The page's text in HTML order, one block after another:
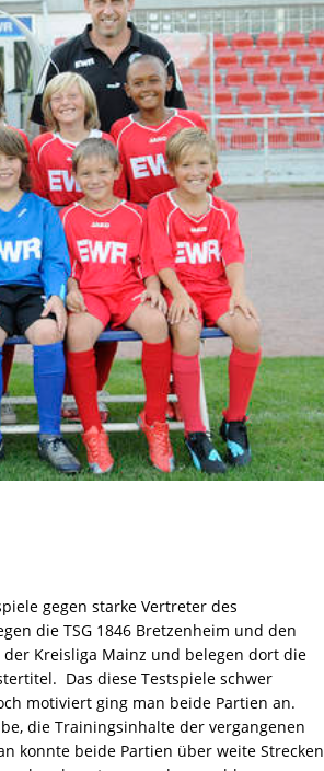
gegen starke Vertreter des
die TSG 1846 Bretzenheim und den
der Kreisliga Mainz und belegen dort die
Das diese Testspiele schwer
motiviert ging man beide Partien an.
die Trainingsinhalte der vergangenen
konnte beide Partien über weite Strecken